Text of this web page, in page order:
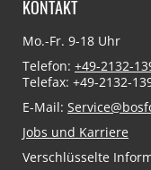
KONTAKT
Mo.-Fr. 9-18 Uhr
Telefon: +49-2132-
Telefax: +49-2132-
E-Mail:
Jobs und Karriere
Verschlüsselte